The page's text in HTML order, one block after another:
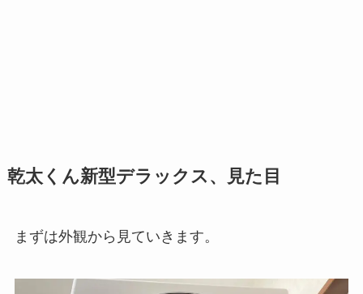
乾太くん新型デラックス、見た目
まずは外観から見ていきます。